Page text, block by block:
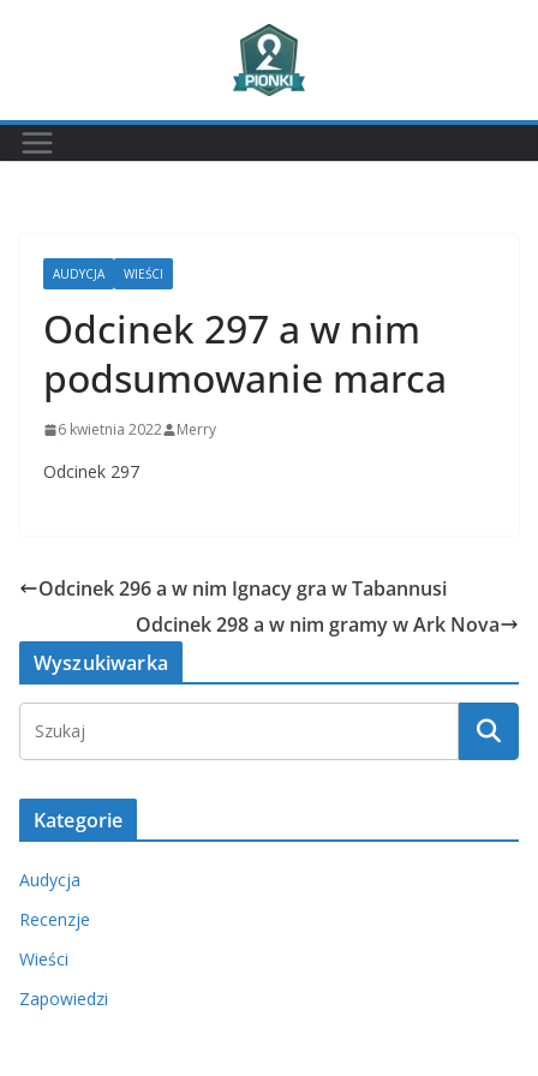
AUDYCJA WIEŚCI
Odcinek 297 a w nim
podsumowanie marca
6 kwietnia 2022 Merry
Odcinek 297
Odcinek 296 a w nim Ignacy gra w Tabannusi
Odcinek 298 a w nim gramy w Ark Nova
Wyszukiwarka
Kategorie
Audycja
Recenzje
Wieści
Zapowiedzi